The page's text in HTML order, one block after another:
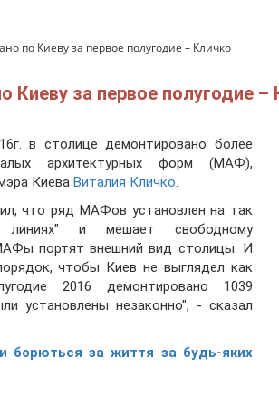
по Киеву за первое полугодие – Кличко
за первое полугодие –
в столице демонтировано более
архитектурных форм (МАФ),
Киева Виталия Кличко.
что ряд МАФов установлен на так
линиях" и мешает свободному
портят внешний вид столицы. И
чтобы Киев не выглядел как
2016 демонтировано 1039
установлены незаконно", - сказал
борються за життя за будь-яких